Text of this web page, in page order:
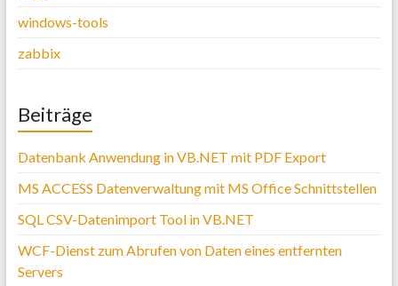
windows-tools
zabbix
Beiträge
Datenbank Anwendung in VB.NET mit PDF Export
MS ACCESS Datenverwaltung mit MS Office Schnittstellen
SQL CSV-Datenimport Tool in VB.NET
WCF-Dienst zum Abrufen von Daten eines entfernten
Servers